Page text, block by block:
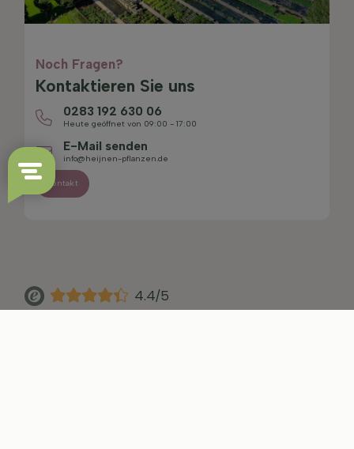
Noch Fragen?
Kontaktieren Sie uns
0283 192 630 06
Heute geöffnet von 09:00 - 17:00
E-Mail senden
info@heijnen-pflanzen.de
Kontakt
4.4/5